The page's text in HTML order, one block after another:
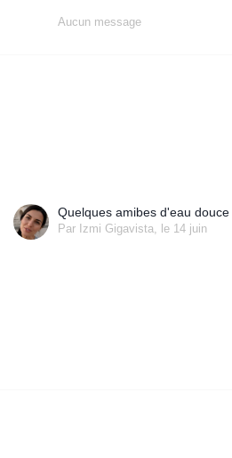
Aucun message
Quelques amibes d'eau douce
Par Izmi Gigavista le 14 juin